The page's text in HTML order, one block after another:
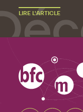
LIRE L’ARTICLE